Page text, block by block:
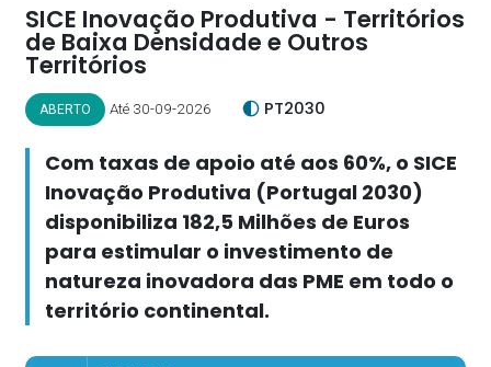
SICE Inovação Produtiva - Territórios
de Baixa Densidade e Outros
Territórios
ABERTO Até 30-09-2026 PT2030
Com taxas de apoio até aos 60%, o SICE
Inovação Produtiva (Portugal 2030)
disponibiliza 182,5 Milhões de Euros
para estimular o investimento de
natureza inovadora das PME em todo o
território continental.